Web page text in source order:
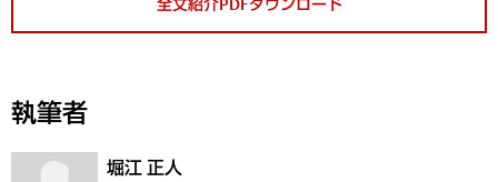
執筆者
堀江 正人